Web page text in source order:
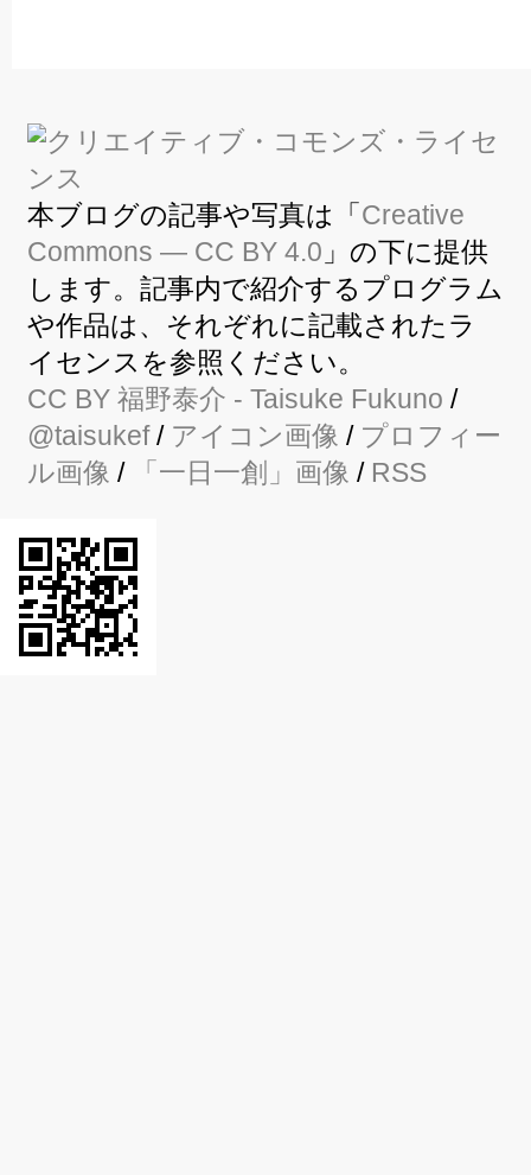
本ブログの記事や写真は「 Creative
Commons — CC BY 4.0 」の下に提供
します。記事内で紹介するプログラム
や作品は、それぞれに記載されたラ
イセンスを参照ください。
CC BY 福野泰介 - Taisuke Fukuno /
@taisukef/ アイコン画像 / プロフィー
ル画像 / 「一日一創」画像 / RSS